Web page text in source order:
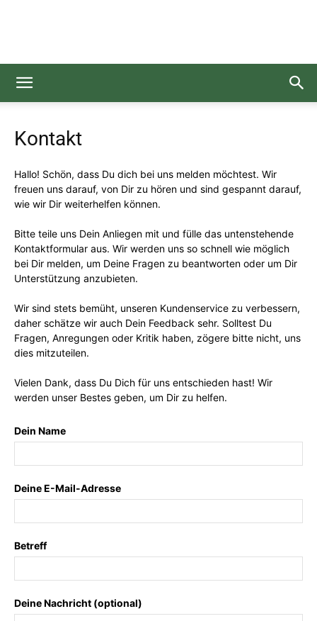
Gesundgelesen
Kontakt
Hallo! Schön, dass Du dich bei uns melden möchtest. Wir
freuen uns darauf, von Dir zu hören und sind gespannt darauf,
wie wir Dir weiterhelfen können.
Bitte teile uns Dein Anliegen mit und fülle das untenstehende
Kontaktformular aus. Wir werden uns so schnell wie möglich
bei Dir melden, um Deine Fragen zu beantworten oder um Dir
Unterstützung anzubieten.
Wir sind stets bemüht, unseren Kundenservice zu verbessern,
daher schätze wir auch Dein Feedback sehr. Solltest Du
Fragen, Anregungen oder Kritik haben, zögere bitte nicht, uns
dies mitzuteilen.
Vielen Dank, dass Du Dich für uns entschieden hast! Wir
werden unser Bestes geben, um Dir zu helfen.
Dein Name
Deine E-Mail-Adresse
Betreff
Deine Nachricht (optional)